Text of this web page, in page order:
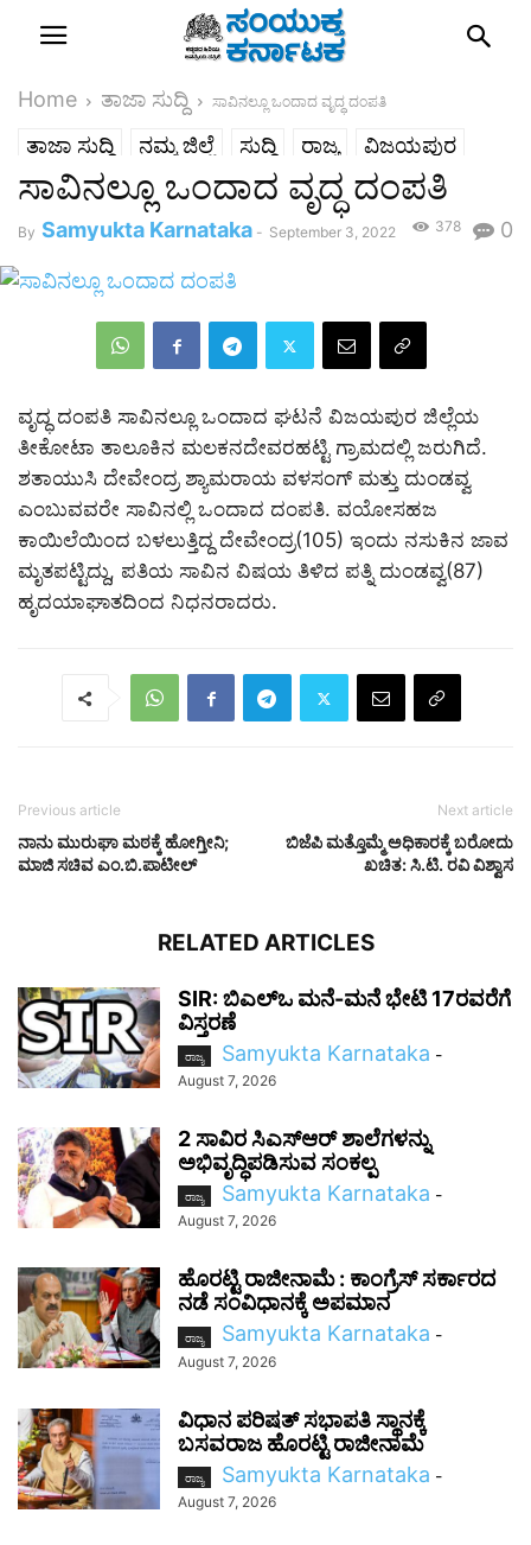
Home ತಾಜಾ ಸುದ್ದಿ ಸಾವಿನಲ್ಲೂ ಒಂದಾದ ವೃದ್ಧ ದಂಪತಿ
ತಾಜಾ ಸುದ್ದಿ ನಮ್ಮ ಜಿಲ್ಲೆ ಸುದ್ದಿ ರಾಜ್ಯ ವಿಜಯಪುರ
ಸಾವಿನಲ್ಲೂ ಒಂದಾದ ವೃದ್ಧ ದಂಪತಿ
By Samyukta Karnataka - September 3, 2022 0
378
ವೃದ್ಧ ದಂಪತಿ ಸಾವಿನಲ್ಲೂ ಒಂದಾದ ಘಟನೆ ವಿಜಯಪುರ ಜಿಲ್ಲೆಯ
ತೀಕೋಟಾ ತಾಲೂಕಿನ ಮಲಕನದೇವರಹಟ್ಟಿ ಗ್ರಾಮದಲ್ಲಿ ಜರುಗಿದೆ.
ಶತಾಯುಸಿ ದೇವೇಂದ್ರ ಶ್ಯಾಮರಾಯ ವಳಸಂಗ್‌ ಮತ್ತು ದುಂಡವ್ವ
ಎಂಬುವವರೇ ಸಾವಿನಲ್ಲಿ ಒಂದಾದ ದಂಪತಿ. ವಯೋಸಹಜ
ಕಾಯಿಲೆಯಿಂದ ಬಳಲುತ್ತಿದ್ದ ದೇವೇಂದ್ರ(105) ಇಂದು ನಸುಕಿನ ಜಾವ
ಮೃತಪಟ್ಟಿದ್ದು, ಪತಿಯ ಸಾವಿನ ವಿಷಯ ತಿಳಿದ ಪತ್ನಿ ದುಂಡವ್ವ(87)
ಹೃದಯಾಘಾತದಿಂದ ನಿಧನರಾದರು.
Previous article
ನಾನು ಮುರುಘಾ ಮಠಕ್ಕೆ ಹೋಗ್ತೀನಿ;
ಮಾಜಿ ಸಚಿವ ಎಂ.ಬಿ.ಪಾಟೀಲ್
Next article
ಬಿಜೆಪಿ ಮತ್ತೊಮ್ಮೆ ಅಧಿಕಾರಕ್ಕೆ ಬರೋದು
ಖಚಿತ: ಸಿ.ಟಿ. ರವಿ ವಿಶ್ವಾಸ
RELATED ARTICLES
SIR: ಬಿಎಲ್ಒ ಮನೆ-ಮನೆ ಭೇಟಿ 17ರವರೆಗೆ
ವಿಸ್ತರಣೆ
ರಾಜ್ಯ Samyukta Karnataka -
August 7, 2026
2 ಸಾವಿರ ಸಿಎಸ್‌ಆರ್ ಶಾಲೆಗಳನ್ನು
ಅಭಿವೃದ್ಧಿಪಡಿಸುವ ಸಂಕಲ್ಪ
ರಾಜ್ಯ Samyukta Karnataka -
August 7, 2026
ಹೊರಟ್ಟಿ ರಾಜೀನಾಮೆ : ಕಾಂಗ್ರೆಸ್ ಸರ್ಕಾರದ
ನಡೆ ಸಂವಿಧಾನಕ್ಕೆ ಅಪಮಾನ
ರಾಜ್ಯ Samyukta Karnataka -
August 7, 2026
ವಿಧಾನ ಪರಿಷತ್ ಸಭಾಪತಿ ಸ್ಥಾನಕ್ಕೆ
ಬಸವರಾಜ ಹೊರಟ್ಟಿ ರಾಜೀನಾಮೆ
ರಾಜ್ಯ Samyukta Karnataka -
August 7, 2026